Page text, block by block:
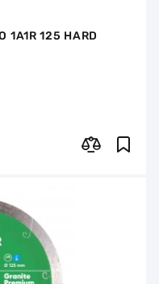
1A1R 125 HARD